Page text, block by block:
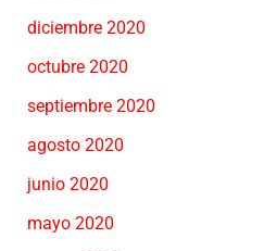
diciembre 2020
octubre 2020
septiembre 2020
agosto 2020
junio 2020
mayo 2020